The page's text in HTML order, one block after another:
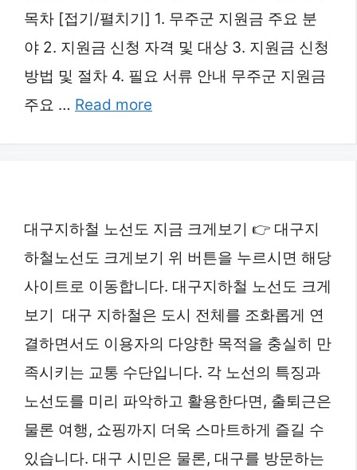
목차 [접기/펼치기] 1. 무주군 지원금 주요 분
야 2. 지원금 신청 자격 및 대상 3. 지원금 신청
방법 및 절차 4. 필요 서류 안내 무주군 지원금
주요 … Read more
대구지하철 노선도 지금 크게보기 👉 대구지
하철노선도 크게보기 위 버튼을 누르시면 해당
사이트로 이동합니다. 대구지하철 노선도 크게
보기 대구 지하철은 도시 전체를 조화롭게 연
결하면서도 이용자의 다양한 목적을 충실히 만
족시키는 교통 수단입니다. 각 노선의 특징과
노선도를 미리 파악하고 활용한다면, 출퇴근은
물론 여행, 쇼핑까지 더욱 스마트하게 즐길 수
있습니다. 대구 시민은 물론, 대구를 방문하는